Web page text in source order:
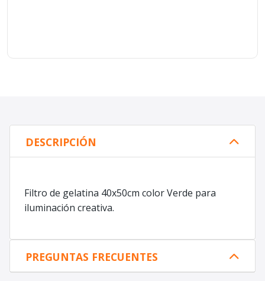
DESCRIPCIÓN
Filtro de gelatina 40x50cm color Verde para
iluminación creativa.
PREGUNTAS FRECUENTES